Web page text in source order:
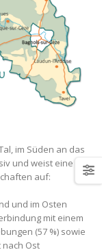
im Süden an das
und weist eine
auf:
und im Osten
mit einem
(57 %) sowie
nach Ost